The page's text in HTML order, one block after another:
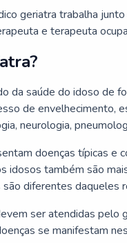
geriatra trabalha
e terapeuta
da saúde do idoso de
de envelhecimento,
neurologia,
doenças típicas e
idosos também são
diferentes daqueles
ser atendidas pelo
se manifestam